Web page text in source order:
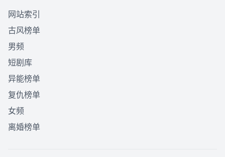
网站索引
古风榜单
男频
短剧库
异能榜单
复仇榜单
女频
离婚榜单